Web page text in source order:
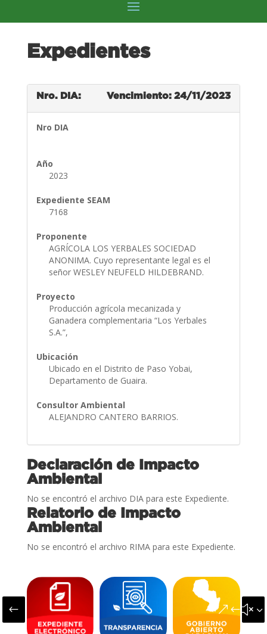
Expedientes
Nro. DIA: Vencimiento: 24/11/2023
Nro DIA
Año
2023
Expediente SEAM
7168
Proponente
AGRÍCOLA LOS YERBALES SOCIEDAD
ANONIMA. Cuyo representante legal es el
señor WESLEY NEUFELD HILDEBRAND.
Proyecto
Producción agrícola mecanizada y
Ganadera complementaria “Los Yerbales
S.A.”,
Ubicación
Ubicado en el Distrito de Paso Yobai,
Departamento de Guaira.
Consultor Ambiental
ALEJANDRO CANTERO BARRIOS.
Declaración de Impacto
Ambiental
No se encontró el archivo DIA para este Expediente.
Relatorio de Impacto
Ambiental
No se encontró el archivo RIMA para este Expediente.
#